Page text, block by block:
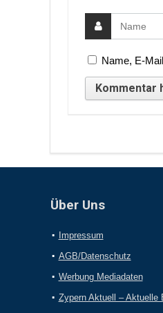
Name, E-
Über Uns
Impressum
AGB/Datenschutz
Werbung Mediadaten
Zypern Aktuell – Aktuelle